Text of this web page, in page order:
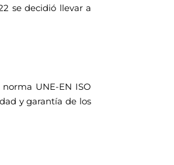
se decidió llevar a
UNE-EN ISO
y garantía de los